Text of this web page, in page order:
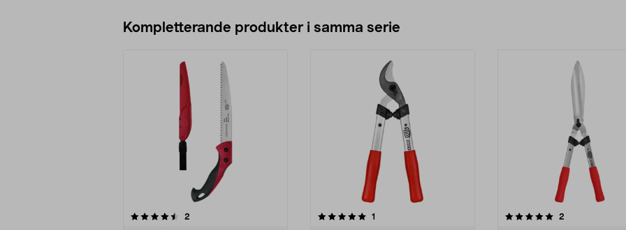
Kompletterande produkter i samma serie
2
5.0av 5 stjärnor 1
5.0av 5 stjärnor 2